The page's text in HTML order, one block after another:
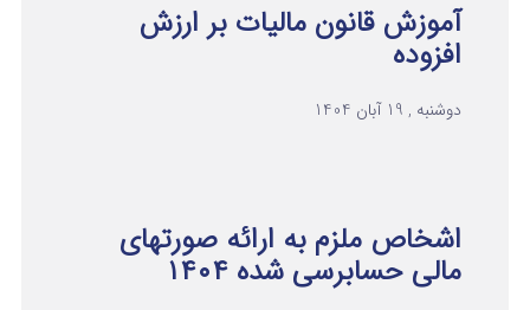
آموزش قانون مالیات بر ارزش
افزوده
دوشنبه , 19 آبان 1404
اشخاص ملزم به ارائه صورتهای
مالی حسابرسی شده ۱۴۰۴